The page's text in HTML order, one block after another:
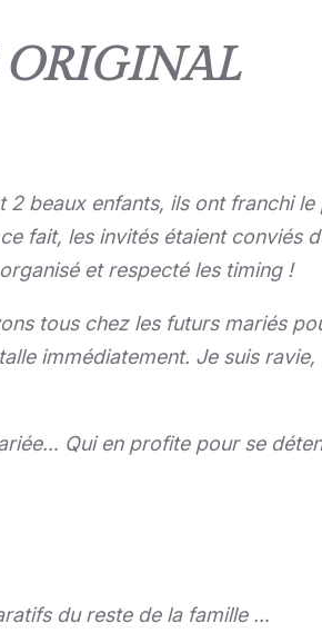
beaux enfants, ils ont franchi le
fait, les invités étaient conviés
et respecté les timing !
tous chez les futurs mariés
immédiatement. Je suis ravie,
Qui en profite pour se
du reste de la famille …